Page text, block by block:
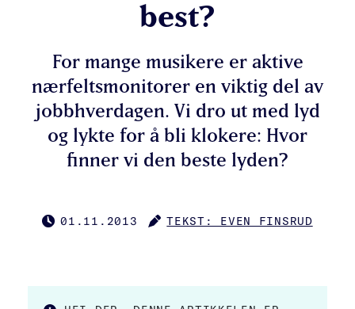
best?
For mange musikere er aktive
nærfeltsmonitorer en viktig del av
jobbhverdagen. Vi dro ut med lyd
og lykte for å bli klokere: Hvor
finner vi den beste lyden?
PUBLISERT
01.11.2013
FORFATTER
TEKST: EVEN FINSRUD